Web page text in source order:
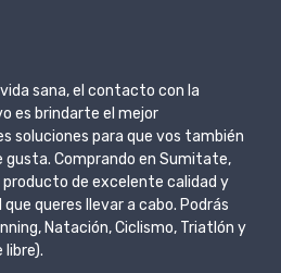
sana, el contacto con la
es brindarte el mejor
soluciones para que vos también
gusta. Comprando en Sumitate,
de excelente calidad y
queres llevar a cabo. Podrás
Natación, Ciclismo, Triatlón y
libre).